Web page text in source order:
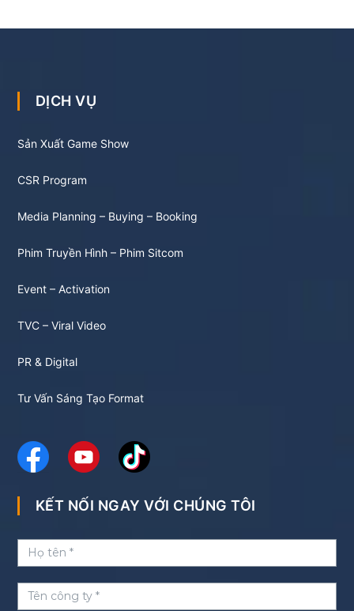
DỊCH VỤ
Sản Xuất Game Show
CSR Program
Media Planning – Buying – Booking
Phim Truyền Hình – Phim Sitcom
Event – Activation
TVC – Viral Video
PR & Digital
Tư Vấn Sáng Tạo Format
KẾT NỐI NGAY VỚI CHÚNG TÔI